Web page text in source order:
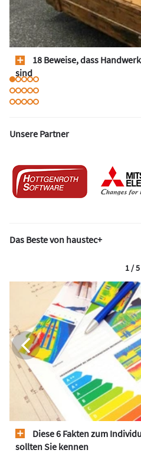
18 Beweise, dass
sind
Unsere Partner
Das Beste von haustec+
Diese 6 Fakten zum
sollten Sie kennen
1 / 5